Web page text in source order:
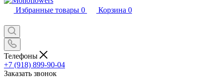
Избранные товары 0 Корзина 0
Телефоны
+7 (918) 899-90-04
Заказать звонок